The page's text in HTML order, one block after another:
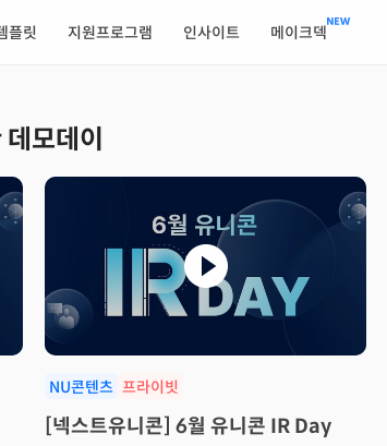
플릿 지원프로그램 인사이트 메이크덱
모데이
NU콘텐츠 프라이빗
[넥스트유니콘] 6월 유니콘 IR Day